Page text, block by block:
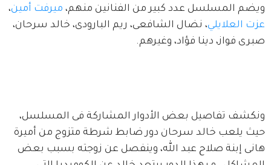
ويضم المسلسل عدد كبير من الفنانين منهم، ميرفت أمين،
عزت العلايلي، نضال الشافعى، ريم البارودى، خالد سرحان،
صبرى فواز، دينا فؤاد، وغيرهم.
ونكشف تفاصيل بعض الأدوار المشاركة فى المسلسل،
حيث يلعب خالد سرحان دور ضابط شرطة متزوج من أميرة
هانى إبنة صلاح عبد الله، وينفصل عن زوجته بسبب بعض